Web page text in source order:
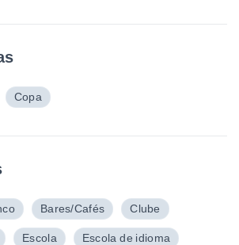
Copa
Bares/Cafés Clube
Escola Escola de idioma